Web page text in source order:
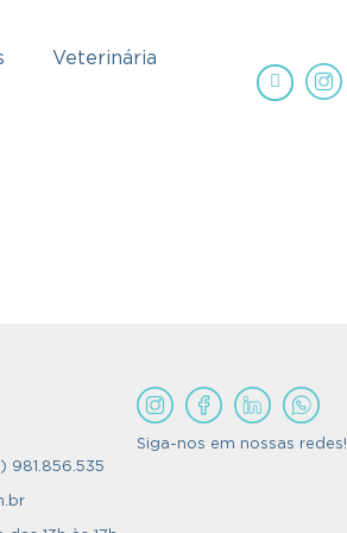
Veterinária
981.856.535
Siga-nos em nossas redes!